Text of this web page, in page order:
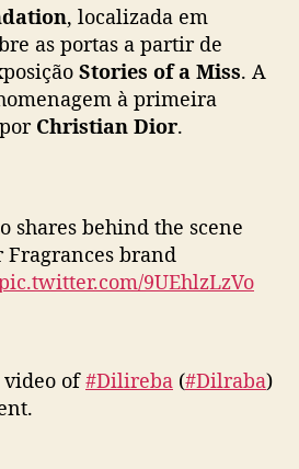
s
”
:
v
e
d
a
D
r
, localizada em
as portas a partir de
Stories of a Miss. A
à primeira
Christian Dior.
shares behind the scene
Fragrances brand
9UEhlzLzVo
video of#Dilireba (#Dilraba)